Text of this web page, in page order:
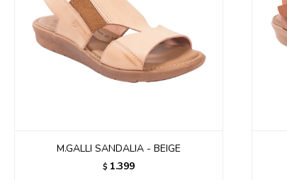
M.GALLI SANDALIA - BEIGE
$ 1.399